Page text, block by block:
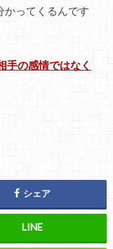
かってくるんです
手の感情ではなく
シェア